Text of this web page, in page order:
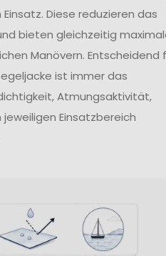
Diese reduzieren das
bieten gleichzeitig
Manövern. Entscheidend
ist immer das
Atmungsaktivität,
Einsatzbereich